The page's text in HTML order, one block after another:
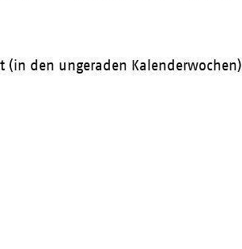
(in den ungeraden Kalenderwochen)